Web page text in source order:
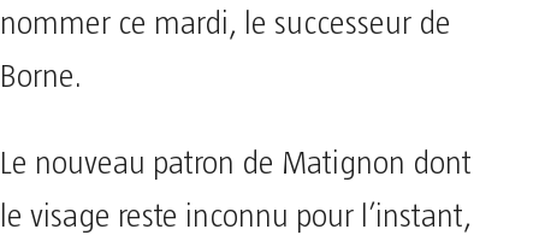
nommer ce mardi, le successeur de
Borne.
Le nouveau patron de Matignon dont
le visage reste inconnu pour l’instant,